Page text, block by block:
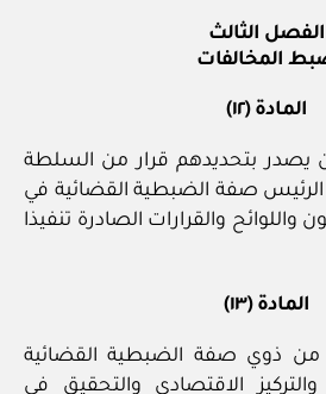
الفصل الثالث
المخالفات
المادة (١٢)
يصدر بتحديدهم قرار من السلطة
الرئيس صفة الضبطية القضائية في
واللوائح والقرارات الصادرة تنفيذا
المادة (١٣)
من ذوي صفة الضبطية القضائية
الاقتصادي والتحقيق في